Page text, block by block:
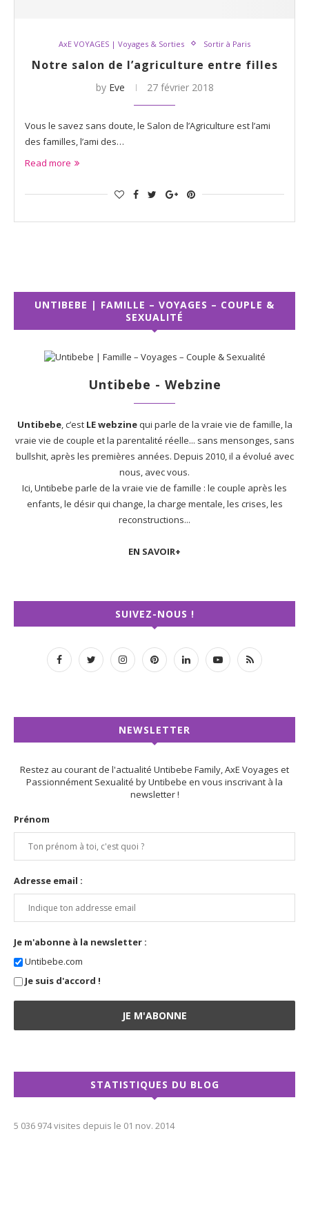
AxE VOYAGES | Voyages & Sorties Sortir à Paris
Notre salon de l’agriculture entre filles
by Eve 27 février 2018
Vous le savez sans doute, le Salon de l’Agriculture est l’ami
des familles, l’ami des…
Read more
UNTIBEBE | FAMILLE – VOYAGES – COUPLE &
SEXUALITÉ
Untibebe - Webzine
Untibebe, c’est LE webzinequi parle de la vraie vie de famille, la
vraie vie de couple et la parentalité réelle... sans mensonges, sans
bullshit, après les premières années. Depuis 2010, il a évolué avec
nous, avec vous.
Ici, Untibebe parle de la vraie vie de famille : le couple après les
enfants, le désir qui change, la charge mentale, les crises, les
reconstructions...
EN SAVOIR+
SUIVEZ-NOUS !
NEWSLETTER
Restez au courant de l'actualité Untibebe Family, AxE Voyages et
Passionnément Sexualité by Untibebe en vous inscrivant à la
newsletter !
Prénom
Adresse email :
Je m'abonne à la newsletter :
Untibebe.com
Je suis d'accord !
STATISTIQUES DU BLOG
5 036 974 visites depuis le 01 nov. 2014